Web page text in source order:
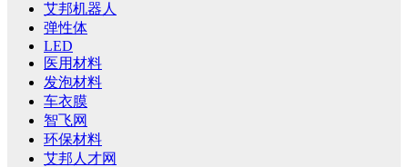
艾邦机器人
弹性体
LED
医用材料
发泡材料
车衣膜
智飞网
环保材料
艾邦人才网